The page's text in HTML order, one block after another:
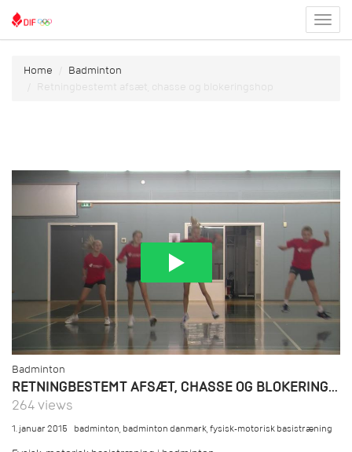
menu
Home
Badminton
Retningbestemt afsæt, chasse og blokeringshop
Badminton
RETNINGBESTEMT AFSÆT, CHASSE OG BLOKERINGSHOP
264 views
1. januar 2015 badminton,badminton danmark,fysisk-motorisk basistræning